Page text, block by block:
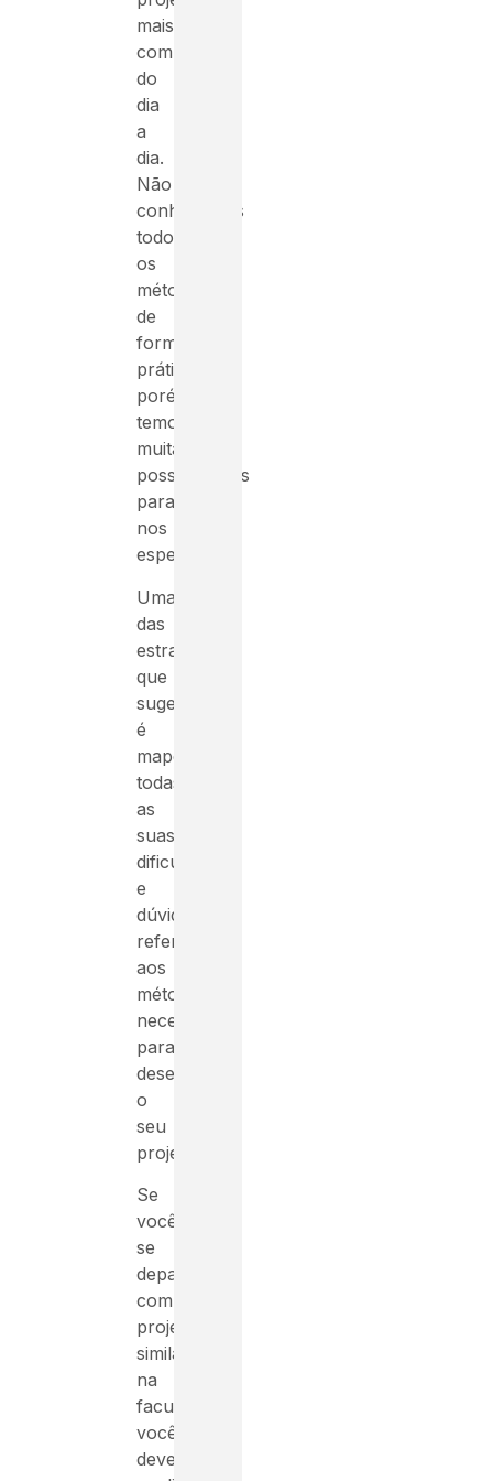
mais
complexos
do
dia
a
dia.
Não
conhecemos
todos
os
métodos
de
forma
prática,
porém,
temos
muitas
possibilidades
para
nos
especializar.
Uma
das
estratégias
que
sugerimos
é
mapear
todas
as
suas
dificuldades
e
dúvidas
referentes
aos
métodos
necessários
para
desenvolver
o
seu
projeto.
Se
você
se
deparou
com
projetos
similares
na
faculdade,
você
deverá